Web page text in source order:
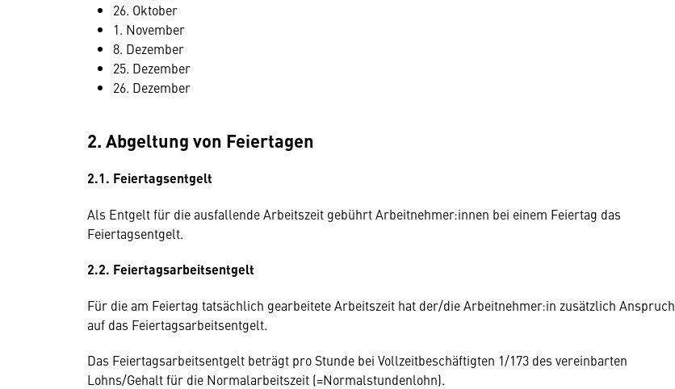
26. Oktober
1. November
8. Dezember
25. Dezember
26. Dezember
2. Abgeltung von Feiertagen
2.1. Feiertagsentgelt
Als Entgelt für die ausfallende Arbeitszeit gebührt Arbeitnehmer:innen bei einem Feiertag das
Feiertagsentgelt.
2.2. Feiertagsarbeitsentgelt
Für die am Feiertag tatsächlich gearbeitete Arbeitszeit hat der/die Arbeitnehmer:in zusätzlich Anspruch
auf das Feiertagsarbeitsentgelt.
Das Feiertagsarbeitsentgelt beträgt pro Stunde bei Vollzeitbeschäftigten 1/173 des vereinbarten
Lohns/Gehalt für die Normalarbeitszeit (=Normalstundenlohn).